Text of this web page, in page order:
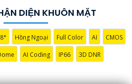
DIỆN KHUÔN MẶT
Hồng Ngoại Full Color AI CMOS
AI Coding IP66 3D DNR